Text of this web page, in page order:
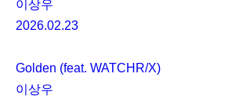
이상우
2026.02.23
Golden (feat. WATCHR/X)
이상우